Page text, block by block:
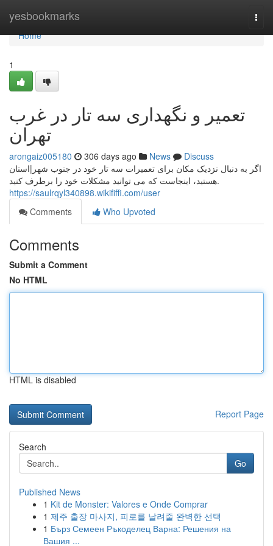
yesbookmarks
Home
Home
1
تعمیر و نگهداری سه تار در غرب
تهران
arongaiz005180 306 days ago News
Discuss
اگر به دنبال نزدیک مکان برای تعمیرات سه تار خود در جنوب شهر|استان
هستید، اینجاست که می توانید مشکلات خود را برطرف کنید.
https://saulrqyl340898.wikififfi.com/user
Comments
Who Upvoted
Comments
Submit a Comment
No HTML
HTML is disabled
Report Page
Search
Go
Published News
1 Kit de Monster: Valores e Onde Comprar
1 제주 출장 마사지, 피로를 날려줄 완벽한 선택
1 Бърз Семеен Ръкоделец Варна: Решения на
Вашия ...